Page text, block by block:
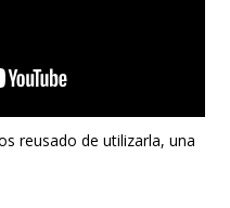
reusado de utilizarla, una